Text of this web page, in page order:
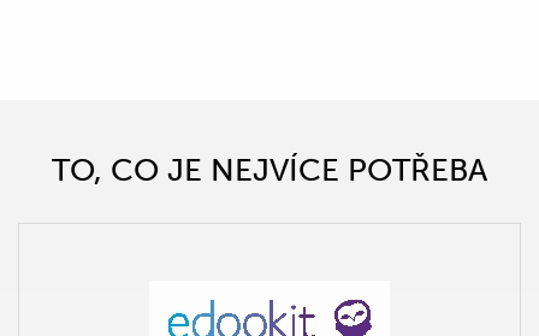
TO, CO JE NEJVÍCE POTŘEBA